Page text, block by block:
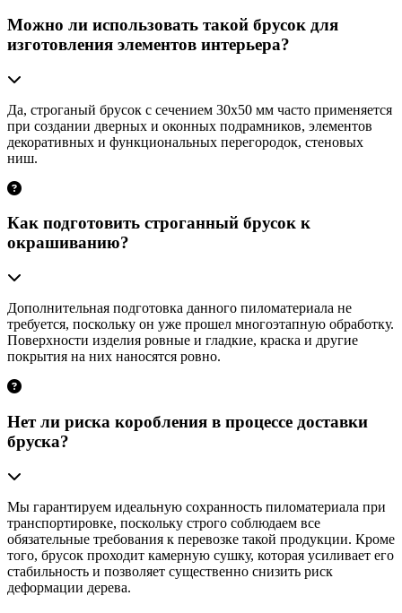
Можно ли использовать такой брусок для
изготовления элементов интерьера?
Да, строганый брусок с сечением 30х50 мм часто применяется
при создании дверных и оконных подрамников, элементов
декоративных и функциональных перегородок, стеновых
ниш.
Как подготовить строганный брусок к
окрашиванию?
Дополнительная подготовка данного пиломатериала не
требуется, поскольку он уже прошел многоэтапную обработку.
Поверхности изделия ровные и гладкие, краска и другие
покрытия на них наносятся ровно.
Нет ли риска коробления в процессе доставки
бруска?
Мы гарантируем идеальную сохранность пиломатериала при
транспортировке, поскольку строго соблюдаем все
обязательные требования к перевозке такой продукции. Кроме
того, брусок проходит камерную сушку, которая усиливает его
стабильность и позволяет существенно снизить риск
деформации дерева.